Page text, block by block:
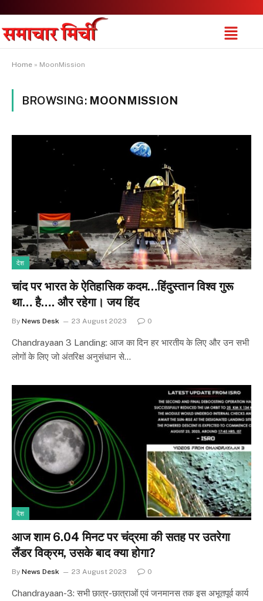
Home » MoonMission
BROWSING: MOONMISSION
देश
चांद पर भारत के ऐतिहासिक कदम…हिंदुस्तान विश्व गुरू
था… है…. और रहेगा। जय हिंद
By News Desk 23 August 2023 0
Chandrayaan 3 Landing: आज का दिन हर भारतीय के लिए और उन सभी
लोगों के लिए जो अंतरिक्ष अनुसंधान से…
देश
आज शाम 6.04 मिनट पर चंद्रमा की सतह पर उतरेगा
लैंडर विक्रम, उसके बाद क्या होगा?
By News Desk 23 August 2023 0
Chandrayaan-3: सभी छात्र-छात्राओं एवं जनमानस तक इस अभूतपूर्व कार्य